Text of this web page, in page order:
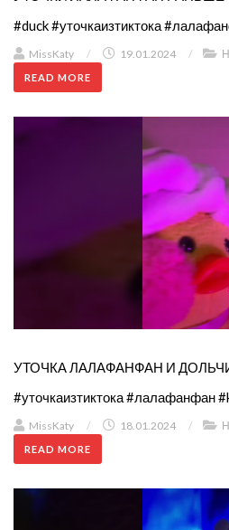
#duck #уточкаизтиктока
MissKaty / 19.01.2024 /
READ MORE
УТОЧКА ЛАЛАФАНФАН И
#уточкаизтиктока #лалафанфан
MissKaty / 18.01.2024 /
READ MORE